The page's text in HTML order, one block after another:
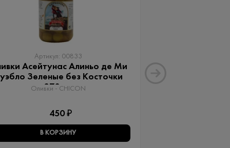
Артикул: 00833
Асейтунас Алиньо де Ми
Зеленые без Косточки
370 мл
Оливки - CHICON
450 ₽
В КОРЗИНУ